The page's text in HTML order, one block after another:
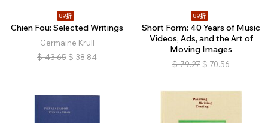
89折
Chien Fou: Selected Writings
Germaine Krull
$ 43.65 $ 38.84
89折
Short Form: 40 Years of Music
Videos, Ads, and the Art of
Moving Images
$ 79.27 $ 70.56